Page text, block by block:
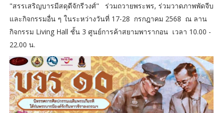
"สรรเสริญบารมีสดุดีจักรีวงศ์" ร่วมถวายพระพร, ร่วมวาดภาพพัดจีบ
และกิจกรรมอื่น ๆ ในระหว่างวันที่ 17-28 กรกฎาคม 2568 ณ ลาน
กิจกรรม Living Hall ชั้น 3 ศูนย์การค้าสยามพารากอน เวลา 10.00 -
22.00 น.